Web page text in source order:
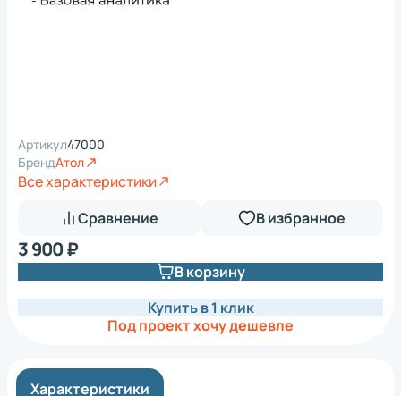
Артикул47000
БрендАтол
Все характеристики
Сравнение
В избранное
3 900 ₽
В корзину
Купить в 1 клик
Под проект хочу дешевле
Характеристики